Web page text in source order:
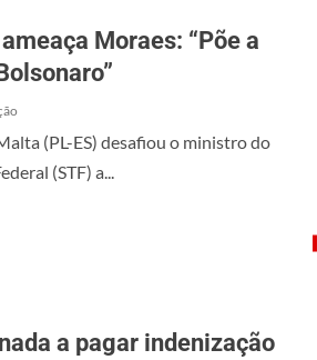
Moraes: “Põe a
(PL-ES) desafiou o ministro do
(STF) a...
a pagar indenização